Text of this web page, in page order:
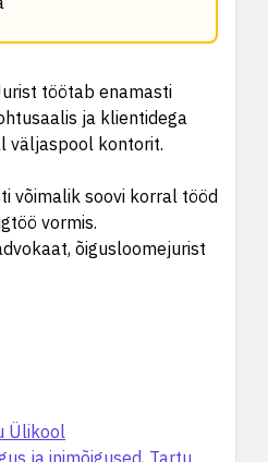
töötab enamasti
ja klientidega
väljaspool kontorit.
võimalik soovi korral tööd
vormis.
õigusloomejurist
Ülikool
ja inimõigused, Tartu